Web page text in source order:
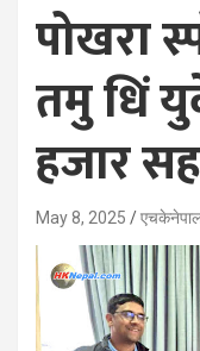
पोखरा
तमु धिं
हजार
May 8, 2025